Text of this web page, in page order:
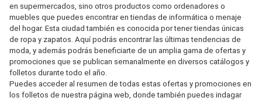
en supermercados, sino otros productos como ordenadores o
muebles que puedes encontrar en tiendas de informática o menaje
del hogar. Esta ciudad también es conocida por tener tiendas únicas
de ropa y zapatos. Aquí podrás encontrar las últimas tendencias de
moda, y además podrás beneficiarte de un amplia gama de ofertas y
promociones que se publican semanalmente en diversos catálogos y
folletos durante todo el año.
Puedes acceder al resumen de todas estas ofertas y promociones en
los folletos de nuestra página web, donde también puedes indagar